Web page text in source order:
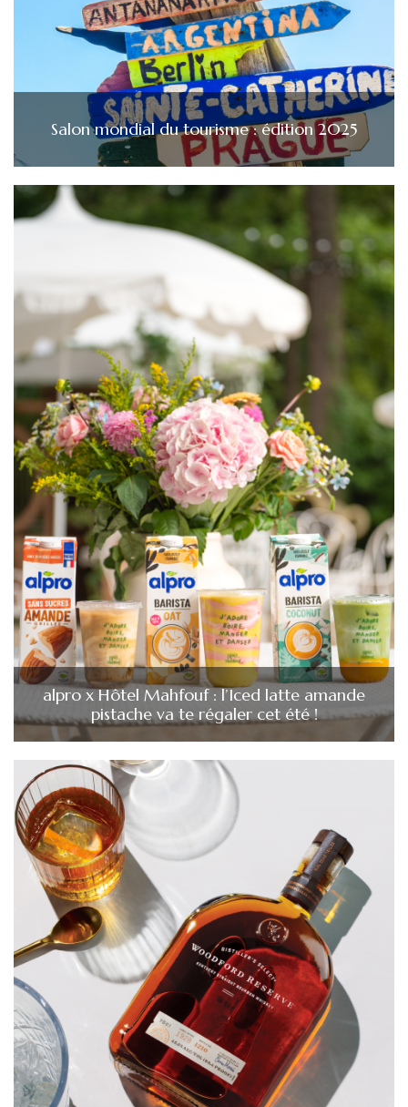
Salon mondial du tourisme : édition 2025
alpro x Hôtel Mahfouf : l’Iced latte amande
pistache va te régaler cet été !